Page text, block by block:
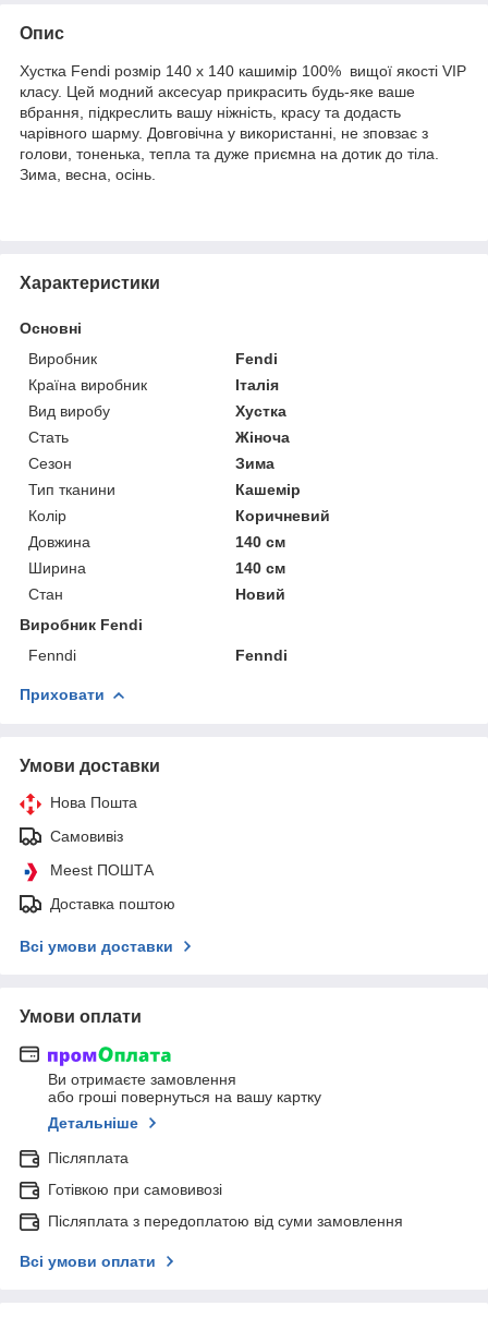
Опис
Хустка Fendi розмір 140 х 140 кашимір 100% вищої якості VIP
класу. Цей модний аксесуар прикрасить будь-яке ваше
вбрання, підкреслить вашу ніжність, красу та додасть
чарівного шарму. Довговічна у використанні, не зповзає з
голови, тоненька, тепла та дуже приємна на дотик до тіла.
Зима, весна, осінь.
Характеристики
Основні
Виробник
Fendi
Країна виробник
Італія
Вид виробу
Хустка
Стать
Жіноча
Сезон
Зима
Тип тканини
Кашемір
Колір
Коричневий
Довжина
140 см
Ширина
140 см
Стан
Новий
Виробник Fendi
Fenndi
Fenndi
Приховати
Умови доставки
Нова Пошта
Самовивіз
Meest ПОШТА
Доставка поштою
Всі умови доставки
Умови оплати
Ви отримаєте замовлення
або гроші повернуться на вашу картку
Детальніше
Післяплата
Готівкою при самовивозі
Післяплата з передоплатою від суми замовлення
Всі умови оплати